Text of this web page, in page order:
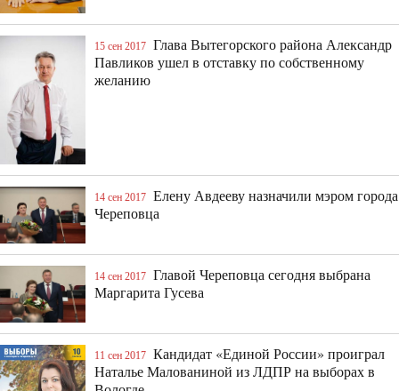
15 сен 2017 Глава Вытегорского района Александр
Павликов ушел в отставку по собственному
желанию
14 сен 2017 Елену Авдееву назначили мэром города
Череповца
14 сен 2017 Главой Череповца сегодня выбрана
Маргарита Гусева
11 сен 2017 Кандидат «Единой России» проиграл
Наталье Малованиной из ЛДПР на выборах в